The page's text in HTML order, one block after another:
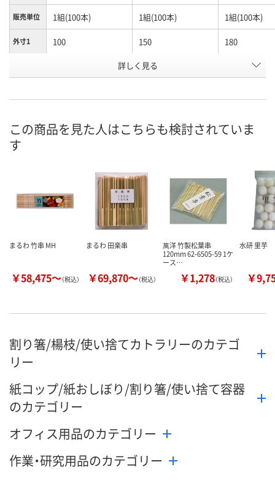
販売単位 1組(100本) 1組(100本) 1組(100本)
外寸1 100 150 180
AW85862 AW85863
カゴへ カゴへ カ
詳しく見る
この商品を見た人はこちらも検討されていま
す
まるわ 竹串 MH
￥58,475～（税込）
まるわ 田楽串
￥69,870～（税込）
萬洋 竹製松葉串
120mm 62-6505-59 1ケ
ース…
￥1,278（税込）
水研 里芋
￥
割り箸/楊枝/使い捨てカトラリーのカテゴ
リー
紙コップ/紙おしぼり/割り箸/使い捨て容器
のカテゴリー
オフィス用品のカテゴリー
作業・研究用品のカテゴリー